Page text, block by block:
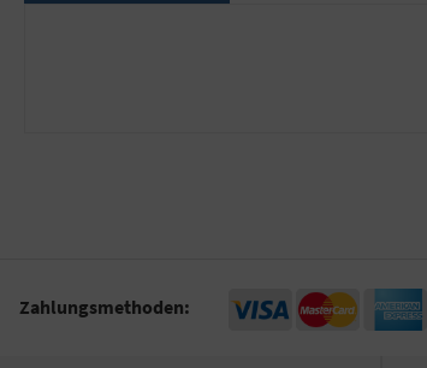
Zahlungsmethoden: